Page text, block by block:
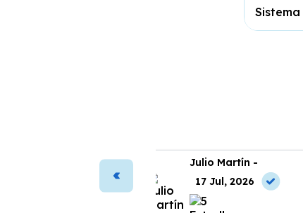
Julio Martín -
17 Jul, 2026